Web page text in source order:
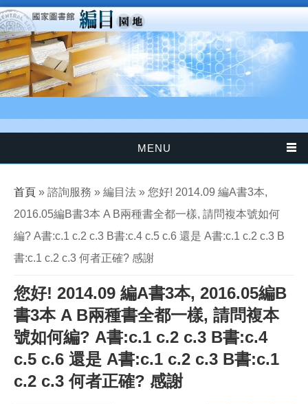
移至主內容
MENU
您在這裡
首頁 » 諮詢服務 » 編目法 » 您好! 2014.09 編A書3本,
2016.05編B書3本 A B兩種書全都一樣, 請問複本號如何
編? A書:c.1 c.2 c.3 B書:c.4 c.5 c.6 還是 A書:c.1 c.2 c.3 B
書:c.1 c.2 c.3 何者正確? 感謝
您好! 2014.09 編A書3本, 2016.05編B
書3本 A B兩種書全都一樣, 請問複本
號如何編? A書:c.1 c.2 c.3 B書:c.4
c.5 c.6 還是 A書:c.1 c.2 c.3 B書:c.1
c.2 c.3 何者正確? 感謝